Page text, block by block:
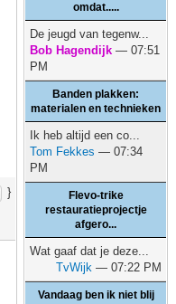
}
omdat.....
De jeugd van tegenw...
Bob Hagendijk — 07:51
PM
Banden plakken:
materialen en technieken
Ik heb altijd een co...
Tom Fekkes — 07:34
PM
Flevo-trike
restauratieprojectje
afgero...
Wat gaaf dat je deze...
TvWijk — 07:22 PM
Vandaag ben ik niet blij